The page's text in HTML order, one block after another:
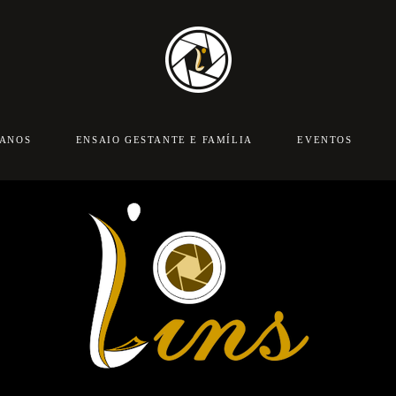
ENSAIO GESTANTE E FAMÍLIA EVENTOS